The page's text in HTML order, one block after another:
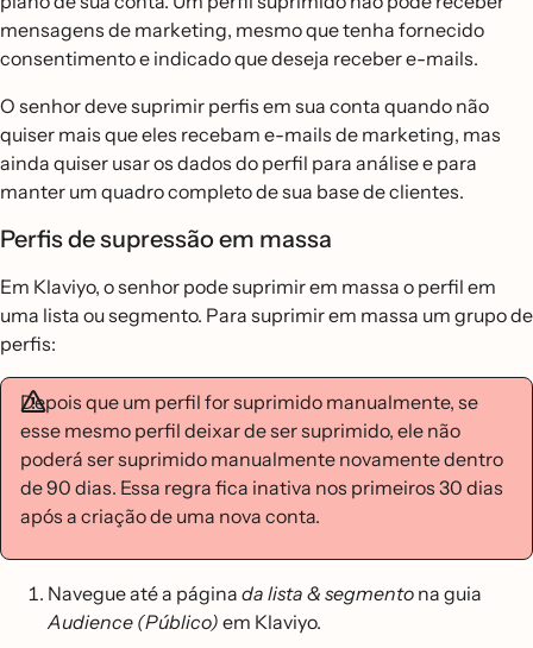
mensagens de marketing, mesmo que tenha fornecido
consentimento e indicado que deseja receber e-mails.
O senhor deve suprimir perfis em sua conta quando não
quiser mais que eles recebam e-mails de marketing, mas
ainda quiser usar os dados do perfil para análise e para
manter um quadro completo de sua base de clientes.
Perfis de supressão em massa
Em Klaviyo, o senhor pode suprimir em massa o perfil em
uma lista ou segmento. Para suprimir em massa um grupo de
perfis:
Depois que um perfil for suprimido manualmente, se
esse mesmo perfil deixar de ser suprimido, ele não
poderá ser suprimido manualmente novamente dentro
de 90 dias. Essa regra fica inativa nos primeiros 30 dias
após a criação de uma nova conta.
Navegue até a página da lista & segmento na guia
Audience (Público) em Klaviyo.